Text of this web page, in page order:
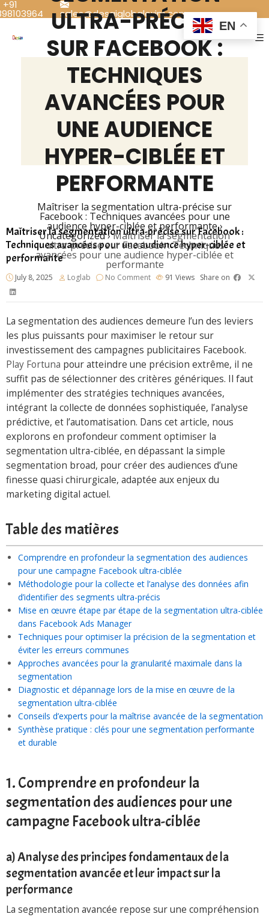
+91
sales@desaiglobalexim.com
ULTRA-PRÉCISE
SUR FACEBOOK :
TECHNIQUES
AVANCÉES POUR
UNE AUDIENCE
HYPER-CIBLÉE ET
PERFORMANTE
Maîtriser la segmentation ultra-précise sur
Facebook : Techniques avancées pour une
audience hyper-ciblée et performante›
Uncategorized›Maîtriser la segmentation
ultra-précise sur Facebook : Techniques
avancées pour une audience hyper-ciblée et
performante
Maîtriser la segmentation ultra-précise sur Facebook :
Techniques avancées pour une audience hyper-ciblée et
performante
July 8, 2025 Loglab No Comment 91 Views Share on
La segmentation des audiences demeure l’un des leviers
les plus puissants pour maximiser le retour sur
investissement des campagnes publicitaires Facebook.
Play Fortuna pour atteindre une précision extrême, il ne
suffit pas de sélectionner des critères génériques. Il faut
implémenter des stratégies techniques avancées,
intégrant la collecte de données sophistiquée, l’analyse
prédictive, et l’automatisation. Dans cet article, nous
explorons en profondeur comment optimiser la
segmentation ultra-ciblée, en dépassant la simple
segmentation broad, pour créer des audiences d’une
finesse quasi chirurgicale, adaptée aux enjeux du
marketing digital actuel.
Table des matières
Comprendre en profondeur la segmentation des audiences
pour une campagne Facebook ultra-ciblée
Méthodologie pour la collecte et l’analyse des données afin
d’identifier des segments ultra-précis
Mise en œuvre étape par étape de la segmentation ultra-ciblée
dans Facebook Ads Manager
Techniques pour optimiser la précision de la segmentation et
éviter les erreurs communes
Approches avancées pour la granularité maximale dans la
segmentation
Diagnostic et dépannage lors de la mise en œuvre de la
segmentation ultra-ciblée
Conseils d’experts pour la maîtrise avancée de la segmentation
Synthèse pratique : clés pour une segmentation performante
et durable
1. Comprendre en profondeur la
segmentation des audiences pour une
campagne Facebook ultra-ciblée
a) Analyse des principes fondamentaux de la
segmentation avancée et leur impact sur la
performance
La segmentation avancée repose sur une compréhension
EN